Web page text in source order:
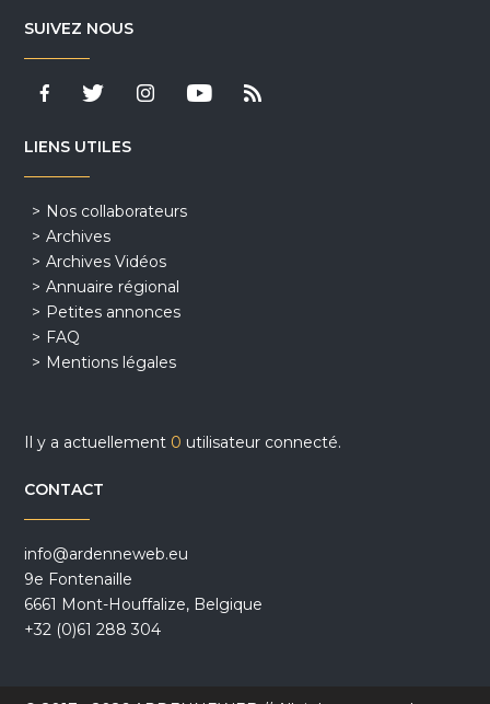
SUIVEZ NOUS
LIENS UTILES
Nos collaborateurs
Archives
Archives Vidéos
Annuaire régional
Petites annonces
FAQ
Mentions légales
Il y a actuellement 0 utilisateur connecté.
CONTACT
info@ardenneweb.eu
9e Fontenaille
6661 Mont-Houffalize, Belgique
+32 (0)61 288 304